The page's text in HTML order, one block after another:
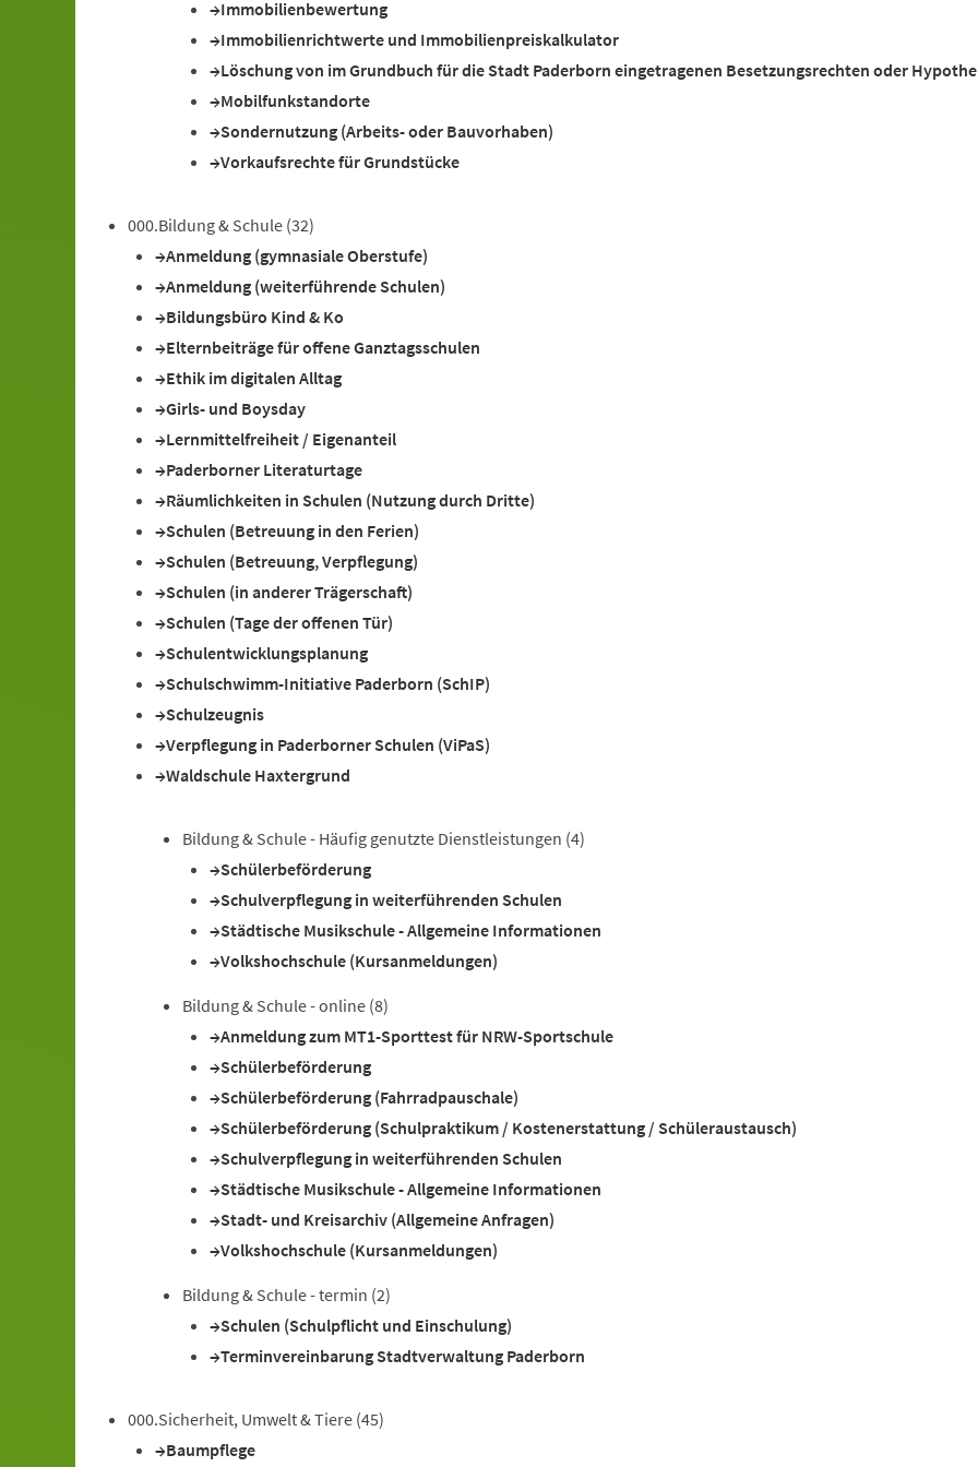
Immobilienbewertung
Immobilienrichtwerte und Immobilienpreiskalkulator
Löschung von im Grundbuch für die Stadt Paderborn eingetragenen Besetzungsrechten oder
Mobilfunkstandorte
Sondernutzung (Arbeits- oder Bauvorhaben)
Vorkaufsrechte für Grundstücke
000.Bildung & Schule (32)
Anmeldung (gymnasiale Oberstufe)
Anmeldung (weiterführende Schulen)
Bildungsbüro Kind & Ko
Elternbeiträge für offene Ganztagsschulen
Ethik im digitalen Alltag
Girls- und Boysday
Lernmittelfreiheit / Eigenanteil
Paderborner Literaturtage
Räumlichkeiten in Schulen (Nutzung durch Dritte)
Schulen (Betreuung in den Ferien)
Schulen (Betreuung, Verpflegung)
Schulen (in anderer Trägerschaft)
Schulen (Tage der offenen Tür)
Schulentwicklungsplanung
Schulschwimm-Initiative Paderborn (SchIP)
Schulzeugnis
Verpflegung in Paderborner Schulen (ViPaS)
Waldschule Haxtergrund
Bildung & Schule - Häufig genutzte Dienstleistungen (4)
Schülerbeförderung
Schulverpflegung in weiterführenden Schulen
Städtische Musikschule - Allgemeine Informationen
Volkshochschule (Kursanmeldungen)
Bildung & Schule - online (8)
Anmeldung zum MT1-Sporttest für NRW-Sportschule
Schülerbeförderung
Schülerbeförderung (Fahrradpauschale)
Schülerbeförderung (Schulpraktikum / Kostenerstattung / Schüleraustausch)
Schulverpflegung in weiterführenden Schulen
Städtische Musikschule - Allgemeine Informationen
Stadt- und Kreisarchiv (Allgemeine Anfragen)
Volkshochschule (Kursanmeldungen)
Bildung & Schule - termin (2)
Schulen (Schulpflicht und Einschulung)
Terminvereinbarung Stadtverwaltung Paderborn
000.Sicherheit, Umwelt & Tiere (45)
Baumpflege